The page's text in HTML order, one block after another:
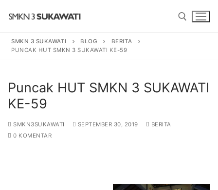
Cari:
SMKN 3 SUKAWATI BLOG
BERITA
PUNCAK HUT SMKN 3 SUKAWATI KE-59
Puncak HUT SMKN 3 SUKAWATI
KE-59
SMKN3SUKAWATI SEPTEMBER 30, 2019
BERITA
0 KOMENTAR